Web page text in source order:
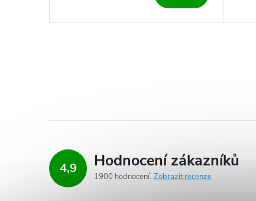
4,9 Hodnocení zákazníků
1900 hodnocení Zobrazit recenze